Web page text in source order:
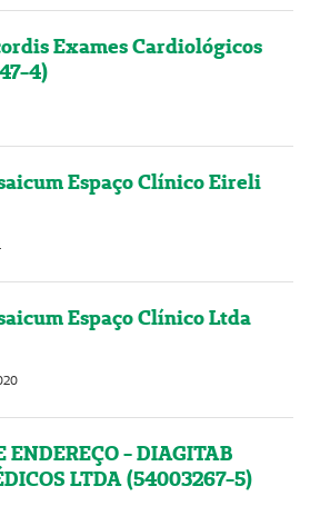
Exames Cardiológicos
4)
Espaço Clínico Eireli
Espaço Clínico Ltda
ENDEREÇO - DIAGITAB
LTDA (54003267-5)